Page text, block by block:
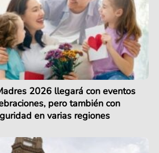
2026 llegará con eventos
pero también con
en varias regiones